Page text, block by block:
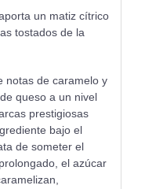
un matiz cítrico
tostados de la
notas de caramelo y
queso a un nivel
prestigiosas
bajo el
de someter el
el azúcar